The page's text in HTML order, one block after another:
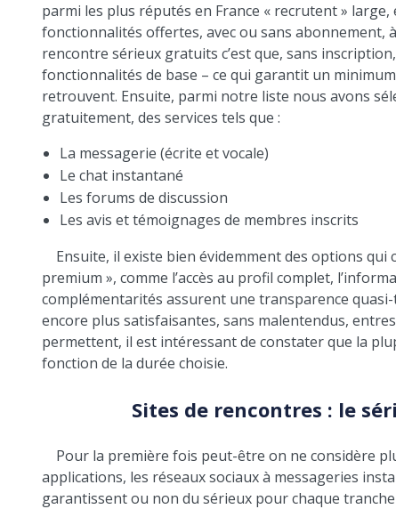
parmi les plus réputés en France « recrutent »
fonctionnalités offertes, avec ou sans abonnement,
rencontre sérieux gratuits c’est que, sans
fonctionnalités de base – ce qui garantit un
retrouvent. Ensuite, parmi notre liste nous avons
gratuitement, des services tels que :
La messagerie (écrite et vocale)
Le chat instantané
Les forums de discussion
Les avis et témoignages de membres inscrits
Ensuite, il existe bien évidemment des options
premium », comme l’accès au profil complet,
complémentarités assurent une transparence
encore plus satisfaisantes, sans malentendus,
permettent, il est intéressant de constater que la
fonction de la durée choisie.
Sites de rencontres : le
Pour la première fois peut-être on ne considère
applications, les réseaux sociaux à messageries
garantissent ou non du sérieux pour chaque